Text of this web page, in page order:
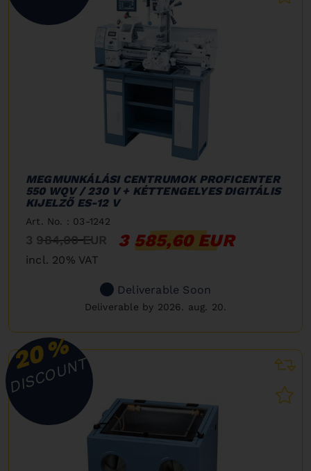
MEGMUNKÁLÁSI CENTRUMOK PROFICENTER
550 WQV / 230 V + KÉTTENGELYES DIGITÁLIS
KIJELZŐ ES-12 V
Art. No. : 03-1242
3 984,00 EUR 3 585,60 EUR
incl. 20% VAT
Deliverable Soon
Deliverable by 2026. aug. 20.
20%
DISCOUNT